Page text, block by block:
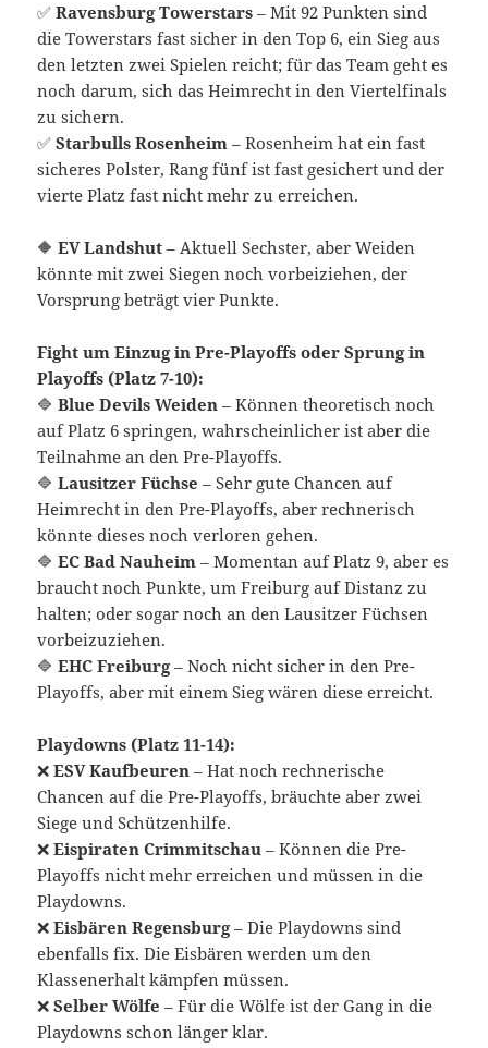
✅Ravensburg Towerstars – Mit 92 Punkten sind
die Towerstars fast sicher in den Top 6, ein Sieg aus
den letzten zwei Spielen reicht; für das Team geht es
noch darum, sich das Heimrecht in den Viertelfinals
zu sichern.
✅Starbulls Rosenheim – Rosenheim hat ein fast
sicheres Polster, Rang fünf ist fast gesichert und der
vierte Platz fast nicht mehr zu erreichen.
🔶EV Landshut – Aktuell Sechster, aber Weiden
könnte mit zwei Siegen noch vorbeiziehen, der
Vorsprung beträgt vier Punkte.
Fight um Einzug in Pre-Playoffs oder Sprung in
Playoffs (Platz 7-10):
🔷Blue Devils Weiden – Können theoretisch noch
auf Platz 6 springen, wahrscheinlicher ist aber die
Teilnahme an den Pre-Playoffs.
🔷Lausitzer Füchse – Sehr gute Chancen auf
Heimrecht in den Pre-Playoffs, aber rechnerisch
könnte dieses noch verloren gehen.
🔷EC Bad Nauheim – Momentan auf Platz 9, aber es
braucht noch Punkte, um Freiburg auf Distanz zu
halten; oder sogar noch an den Lausitzer Füchsen
vorbeizuziehen.
🔷EHC Freiburg– Noch nicht sicher in den Pre-
Playoffs, aber mit einem Sieg wären diese erreicht.
Playdowns (Platz 11-14):
❌ESV Kaufbeuren – Hat noch rechnerische
Chancen auf die Pre-Playoffs, bräuchte aber zwei
Siege und Schützenhilfe.
❌Eispiraten Crimmitschau – Können die Pre-
Playoffs nicht mehr erreichen und müssen in die
Playdowns.
❌Eisbären Regensburg– Die Playdowns sind
ebenfalls fix. Die Eisbären werden um den
Klassenerhalt kämpfen müssen.
❌Selber Wölfe – Für die Wölfe ist der Gang in die
Playdowns schon länger klar.